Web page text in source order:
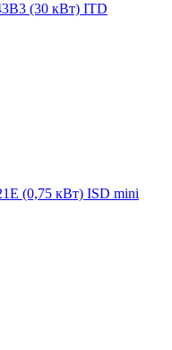
(30 кВт) ITD
(0,75 кВт) ISD mini